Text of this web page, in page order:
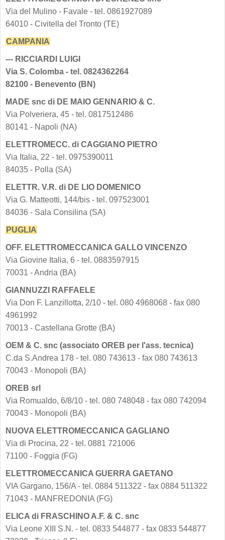
Via del Mulino - Favale - tel. 0861927089
64010 - Civitella del Tronto (TE)
CAMPANIA
--- RICCIARDI LUIGI
Via S. Colomba - tel. 0824362264
82100 - Benevento (BN)
MADE snc di DE MAIO GENNARIO & C.
Via Polveriera, 45 - tel. 0817512486
80141 - Napoli (NA)
ELETTROMECC. di CAGGIANO PIETRO
Via Italia, 22 - tel. 0975390011
84035 - Polla (SA)
ELETTR. V.R. di DE LIO DOMENICO
Via G. Matteotti, 144/bis - tel. 097523001
84036 - Sala Consilina (SA)
PUGLIA
OFF. ELETTROMECCANICA GALLO VINCENZO
Via Giovine Italia, 6 - tel. 0883597915
70031 - Andria (BA)
GIANNUZZI RAFFAELE
Via Don F. Lanzillotta, 2/10 - tel. 080 4968068 - fax 080
4961992
70013 - Castellana Grotte (BA)
OEM & C. snc (associato OREB per l'ass. tecnica)
C.da S.Andrea 178 - tel. 080 743613 - fax 080 743613
70043 - Monopoli (BA)
OREB srl
Via Romualdo, 6/8/10 - tel. 080 748048 - fax 080 742094
70043 - Monopoli (BA)
NUOVA ELETTROMECCANICA GAGLIANO
Via di Procina, 22 - tel. 0881 721006
71100 - Foggia (FG)
ELETTROMECCANICA GUERRA GAETANO
VIA Gargano, 156/A - tel. 0884 511322 - fax 0884 511322
71043 - MANFREDONIA (FG)
ELICA di FRASCHINO A.F. & C. snc
Via Leone XIII S.N. - tel. 0833 544877 - fax 0833 544877